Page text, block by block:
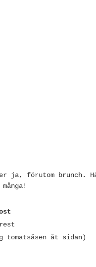
förutom brunch. Här
tomatsåsen åt sidan)